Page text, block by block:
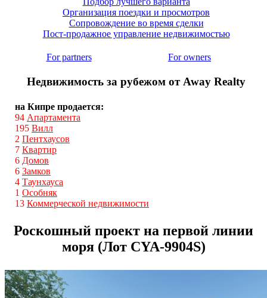
Организация поездки и просмотров
Сопровождение во время сделки
Пост-продажное управление недвижимостью
For partners For owners
Недвижимость за рубежом от Away Realty
на Кипре продается:
94 Апартамента
195 Вилл
2 Пентхаусов
7 Квартир
6 Домов
6 Замков
4 Таунхауса
1 Особняк
13 Коммерческой недвижимости
Роскошный проект на первой линии
моря (Лот CYA-9904S)